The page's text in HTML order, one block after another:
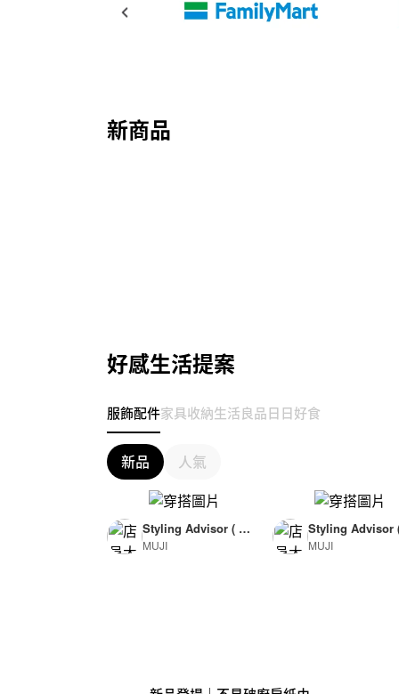
新商品
好感生活提案
服飾配件家具收納生活良品日日好食
新品 人氣
Styling Advisor ( F
or Woman )
MUJI
Styling Advisor
or Man )
MUJI